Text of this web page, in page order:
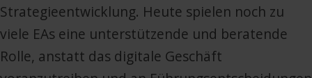
Strategieentwicklung. Heute spielen noch zu
viele EAs eine unterstützende und beratende
Rolle, anstatt das digitale Geschäft